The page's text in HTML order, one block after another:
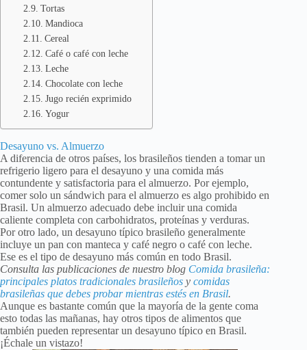
Tortas
Mandioca
Cereal
Café o café con leche
Leche
Chocolate con leche
Jugo recién exprimido
Yogur
Desayuno vs. Almuerzo
A diferencia de otros países, los brasileños tienden a tomar un
refrigerio ligero para el desayuno y una comida más
contundente y satisfactoria para el almuerzo. Por ejemplo,
comer solo un sándwich para el almuerzo es algo prohibido en
Brasil. Un almuerzo adecuado debe incluir una comida
caliente completa con carbohidratos, proteínas y verduras.
Por otro lado, un desayuno típico brasileño generalmente
incluye un pan con manteca y café negro o café con leche.
Ese es el tipo de desayuno más común en todo Brasil.
Consulta las publicaciones de nuestro blog Comida brasileña:
principales platos tradicionales brasileños y comidas
brasileñas que debes probar mientras estés en Brasil.
Aunque es bastante común que la mayoría de la gente coma
esto todas las mañanas, hay otros tipos de alimentos que
también pueden representar un desayuno típico en Brasil.
¡Échale un vistazo!